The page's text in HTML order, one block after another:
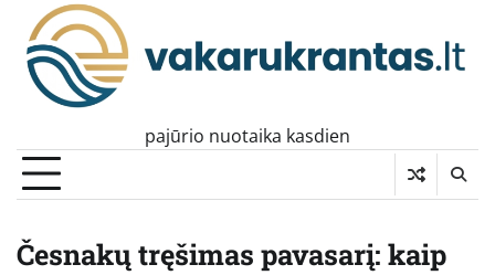
content
pajūrio nuotaika kasdien
Česnakų tręšimas pavasarį: kaip